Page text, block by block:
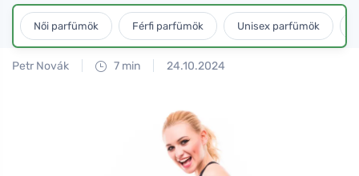
Női parfümök Férfi parfümök Unisex parfümök
Petr Novák 7 min 24.10.2024